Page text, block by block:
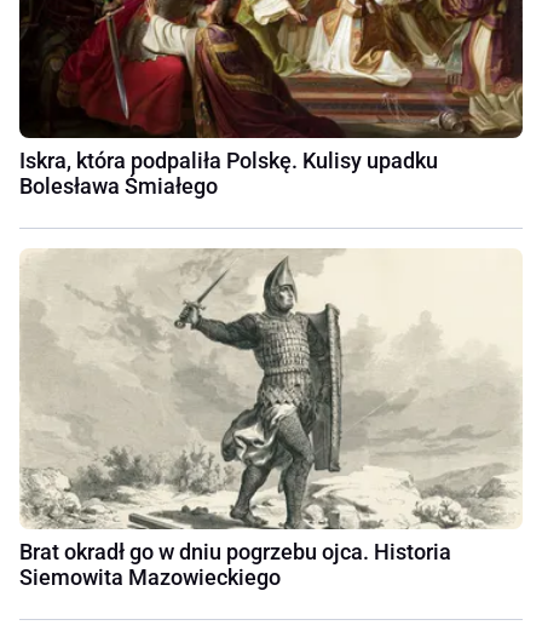
Iskra, która podpaliła Polskę. Kulisy upadku
Bolesława Śmiałego
Brat okradł go w dniu pogrzebu ojca. Historia
Siemowita Mazowieckiego